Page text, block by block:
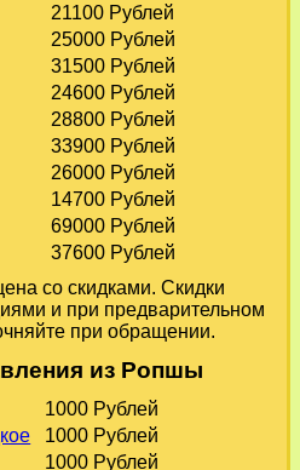
21100 Рублей
25000 Рублей
31500 Рублей
24600 Рублей
28800 Рублей
33900 Рублей
26000 Рублей
14700 Рублей
69000 Рублей
37600 Рублей
со скидками. Скидки
и при предварительном
при обращении.
из Ропшы
1000 Рублей
1000 Рублей
1000 Рублей